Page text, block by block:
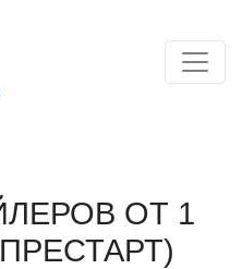
ОТ 1